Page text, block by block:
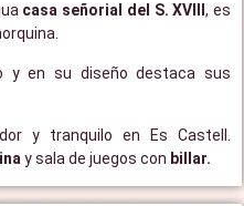
casa señorial del S. XVIII, es
y en su diseño destaca sus
y tranquilo en Es Castell.
y sala de juegos con billar.